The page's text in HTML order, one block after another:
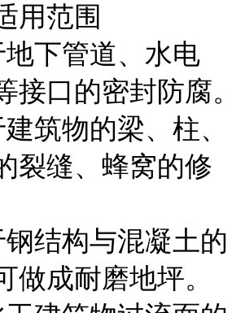
用范围
下管道、水电
接口的密封防腐。
筑物的梁、柱、
裂缝、蜂窝的修
结构与混凝土的
做成耐磨地坪。